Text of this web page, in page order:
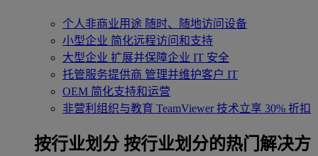
个人非商业用途 随时、随地访问设备
小型企业 简化远程访问和支持
大型企业 扩展并保障企业 IT 安全
托管服务提供商 管理并维护客户 IT
OEM 简化支持和运营
非营利组织与教育 TeamViewer 技术立享 30% 折扣
‌按行业划分 按行业划分的热门解决方